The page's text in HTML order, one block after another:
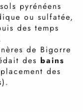
pyrénéens
ou sulfatée,
des temps
de Bigorre
des bains
des